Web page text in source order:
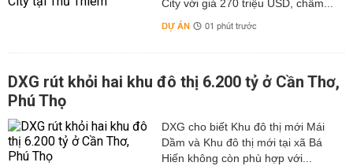
City với giá 270 triệu USD, chấm...
DỰ ÁN 01 phút trước
DXG rút khỏi hai khu đô thị 6.200 tỷ ở Cần Thơ,
Phú Thọ
DXG cho biết Khu đô thị mới Mái
Dầm và Khu đô thị mới tại xã Bá
Hiến không còn phù hợp với...